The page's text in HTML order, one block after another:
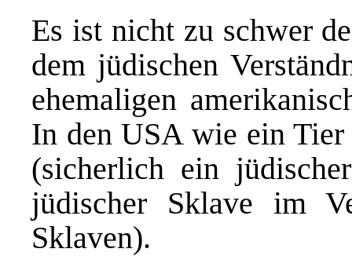
Es ist nicht zu schwer
dem jüdischen
ehemaligen
In den USA wie ein
(sicherlich ein
jüdischer Sklave im
Sklaven).